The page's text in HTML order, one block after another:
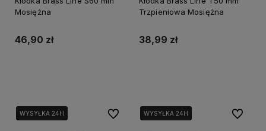
Mosiężna
46,90 zł
Trzpieniowa Mosiężna
38,99 zł
WYSYŁKA 24H
WYSYŁKA 24H Do ulubionychWYSYŁKA 24H
WYSYŁKA 24H Do